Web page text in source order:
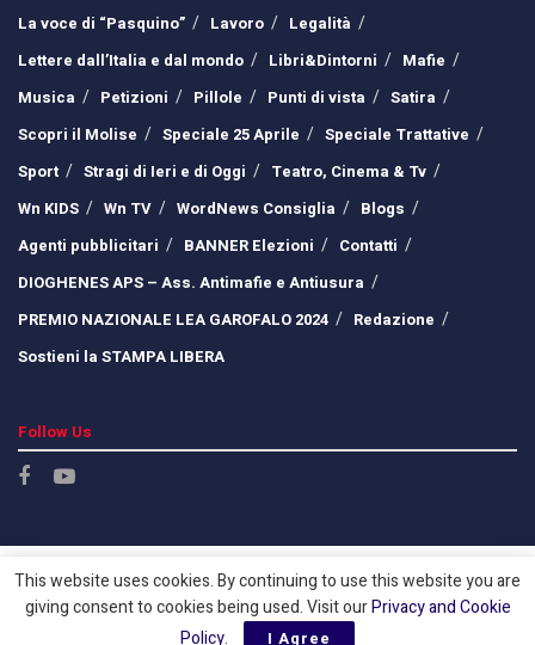
La voce di “Pasquino”
Lavoro
Legalità
Lettere dall’Italia e dal mondo
Libri&Dintorni
Mafie
Musica
Petizioni Pillole Punti di vista
Satira
Scopri il Molise
Speciale 25 Aprile
Speciale Trattative
Sport
Stragi di Ieri e di Oggi
Teatro, Cinema & Tv
Wn KIDS
Wn TV WordNews Consiglia
Blogs
Agenti pubblicitari
BANNER Elezioni
Contatti
DIOGHENES APS – Ass. Antimafie e Antiusura
PREMIO NAZIONALE LEA GAROFALO 2024
Redazione
Sostieni la STAMPA LIBERA
Follow Us
This website uses cookies. By continuing to use this website you are
giving consent to cookies being used. Visit ourPrivacy and Cookie
Policy. I Agree